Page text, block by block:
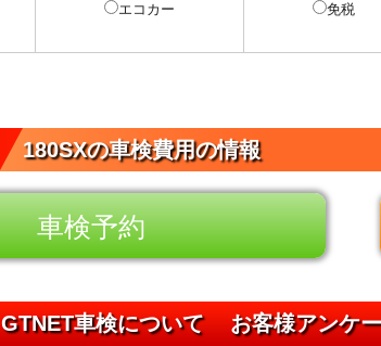
エコカー 免税
180SXの車検費用の情報
車検予約
GTNET車検について お客様アンケ